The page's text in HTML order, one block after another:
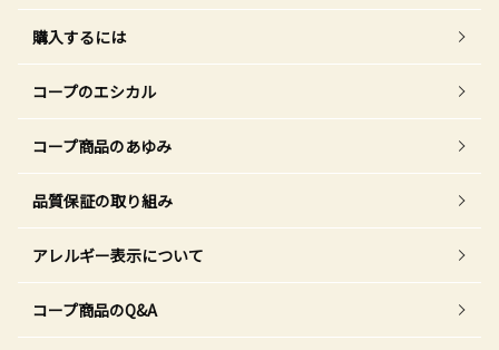
購入するには
コープのエシカル
コープ商品のあゆみ
品質保証の取り組み
アレルギー表示について
コープ商品のQ&A